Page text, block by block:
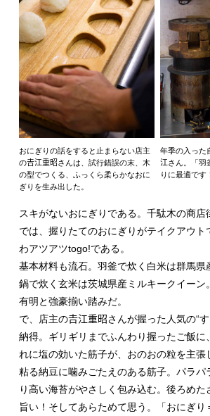
おにぎりの話をすると止まらない店主
の𠮷江重昭さんは、試行錯誤の末、木
の型でつくる、ふっくら柔らかなおに
ぎりを生み出した。
年季の入った
江さん。「羽
りに最適です
スキがないおにぎりである。千駄木の商店
では、握りたてのおにぎりがテイクアウト
わアツアツtogo!である。
基本材料も流石。羽釜で炊く白米は群馬県
鍋で炊く玄米は茨城県産ミルキークイーン
有明と強豪揃い踏みだ。
で、店主の𠮷江重昭さんが握った人気の“
納得。ギリギリまでふんわり握ったご飯に
れに塩の効いた筋子が、おのおの粒を主張
粘る納豆に噛みごたえのある筋子。パラパ
り高い海苔がやさしく包み込む。後ろめた
旨い！そしてあらためて思う。「おにぎり